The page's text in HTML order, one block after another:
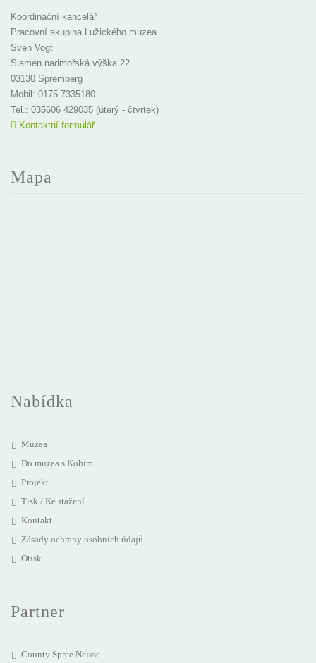
Koordinační kancelář
Pracovní skupina Lužického muzea
Sven Vogt
Slamen nadmořská výška 22
03130 Spremberg
Mobil: 0175 7335180
Tel.: 035606 429035 (úterý - čtvrtek)
Kontaktní formulář
Mapa
Nabídka
Muzea
Do muzea s Kobim
Projekt
Tisk / Ke stažení
Kontakt
Zásady ochrany osobních údajů
Otisk
Partner
County Spree Neisse